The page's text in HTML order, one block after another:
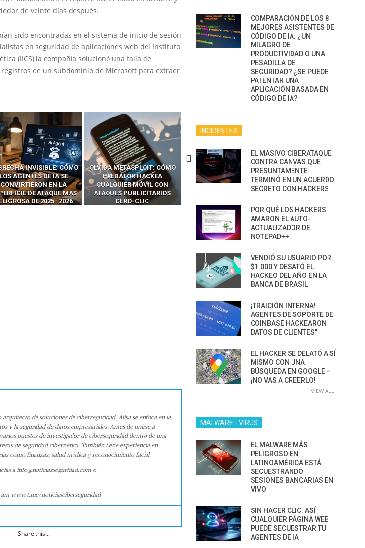
de veinte días después.
sido encontradas en el sistema de inicio de sesión
en seguridad de aplicaciones web del Instituto
(IICS) la compañía solucionó una falla de
de un subdominio de Microsoft para extraer
METASPLOIT: CÓMO
PREDATOR HACKEA
MÓVIL CON
PUBLICITARIOS
CERO-CLIC
CÓMO LOS HACKERS
INTERCEPTAN OTPS Y
LLAMADAS MÓVILES SIN
‘HACKEAR’ — EL INCREÍBLE
PODER DE LOS SIM BOXES”
13 TÉCNICAS
RIDÍCULAMENTE FÁCILES
PARA HACKEAR Y EXPLOTAR
NAVEGADORES DE IA
CÓMO LOS HACKERS
MANIPULAN GITHUB
COPILOT DENTRO DE VS
arquitecto de soluciones de ciberseguridad, Alisa se enfoca en la
y la seguridad de datos empresariales. Antes de unirse a
puestos de investigador de ciberseguridad dentro de una
de seguridad cibernética. También tiene experiencia en
como finanzas, salud médica y reconocimiento facial.
a info@noticiasseguridad.com o
www.t.me/noticiasciberseguridad
Share this...
COMPARACIÓN DE LOS 8
MEJORES ASISTENTES DE
CÓDIGO DE IA: ¿UN
MILAGRO DE
PRODUCTIVIDAD O UNA
PESADILLA DE
SEGURIDAD? ¿SE PUEDE
PATENTAR UNA
APLICACIÓN BASADA EN
CÓDIGO DE IA?
INCIDENTES
EL MASIVO CIBERATAQUE
CONTRA CANVAS QUE
PRESUNTAMENTE
TERMINÓ EN UN ACUERDO
SECRETO CON HACKERS
POR QUÉ LOS HACKERS
AMARON EL AUTO-
ACTUALIZADOR DE
NOTEPAD++
VENDIÓ SU USUARIO POR
$1.000 Y DESATÓ EL
HACKEO DEL AÑO EN LA
BANCA DE BRASIL
¡TRAICIÓN INTERNA!
AGENTES DE SOPORTE DE
COINBASE HACKEARON
DATOS DE CLIENTES”
EL HACKER SE DELATÓ A SÍ
MISMO CON UNA
BÚSQUEDA EN GOOGLE –
¡NO VAS A CREERLO!
VIEW ALL
MALWARE - VIRUS
EL MALWARE MÁS
PELIGROSO EN
LATINOAMÉRICA ESTÁ
SECUESTRANDO
SESIONES BANCARIAS EN
VIVO
SIN HACER CLIC: ASÍ
CUALQUIER PÁGINA WEB
PUEDE SECUESTRAR TU
AGENTES DE IA